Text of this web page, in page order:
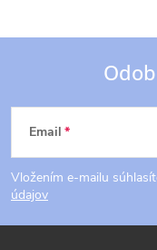
Z
á
p
Email
Vložením e-mailu
údajov